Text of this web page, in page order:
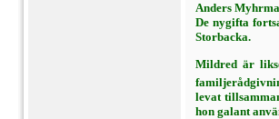
Anders
De nygifta
Storbacka.
Mildred är
levat
hon galant